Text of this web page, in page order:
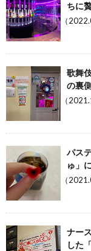
ちに
（
歌舞
の裏
（
パス
ゅ」
（
ナー
した